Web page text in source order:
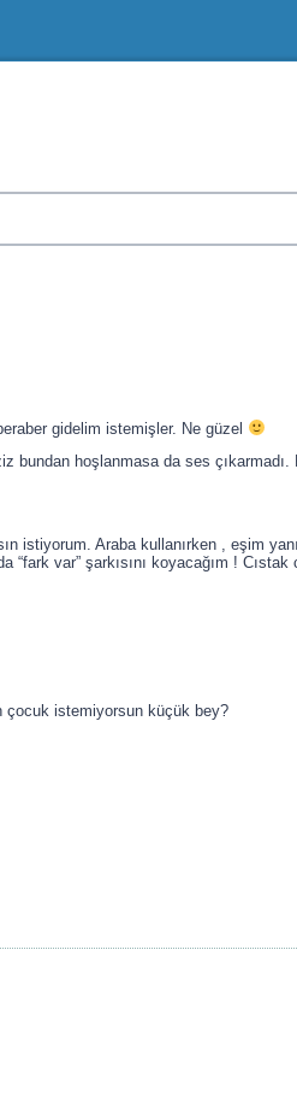
gidelim istemişler. Ne güzel
bundan hoşlanmasa da ses çıkarmadı.
istiyorum. Araba kullanırken , eşim
“fark var” şarkısını koyacağım !
çocuk istemiyorsun küçük bey?